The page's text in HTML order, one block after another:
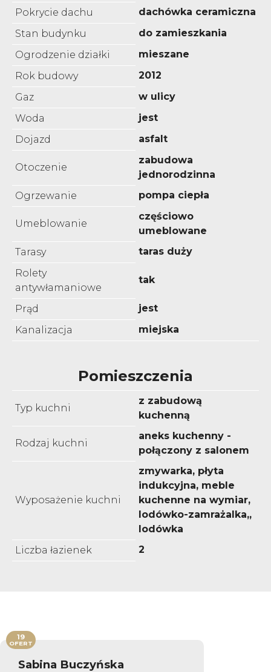
Pokrycie dachu
dachówka ceramiczna
Stan budynku
do zamieszkania
Ogrodzenie działki
mieszane
Rok budowy
2012
Gaz
w ulicy
Woda
jest
Dojazd
asfalt
Otoczenie
zabudowa
jednorodzinna
Ogrzewanie
pompa ciepła
Umeblowanie
częściowo
umeblowane
Tarasy
taras duży
Rolety
antywłamaniowe
tak
Prąd
jest
Kanalizacja
miejska
Pomieszczenia
Typ kuchni
z zabudową
kuchenną
Rodzaj kuchni
aneks kuchenny -
połączony z salonem
Wyposażenie kuchni
zmywarka, płyta
indukcyjna, meble
kuchenne na wymiar,
lodówko-zamrażalka,,
lodówka
Liczba łazienek
2
Sabina Buczyńska
19
OFERT